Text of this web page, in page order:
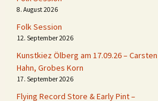
8. August 2026
Folk Session
12. September 2026
Kunstkiez Ölberg am 17.09.26 – Carsten
Hahn, Grobes Korn
17. September 2026
Flying Record Store & Early Pint –